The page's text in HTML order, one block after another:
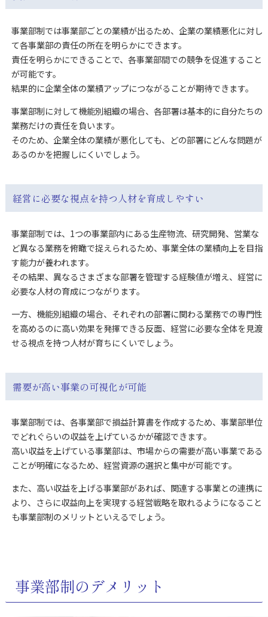
事業部制では事業部ごとの業績が出るため、企業の業績悪化に対し
て各事業部の責任の所在を明らかにできます。
責任を明らかにできることで、各事業部間での競争を促進すること
が可能です。
結果的に企業全体の業績アップにつながることが期待できます。
事業部制に対して機能別組織の場合、各部署は基本的に自分たちの
業務だけの責任を負います。
そのため、企業全体の業績が悪化しても、どの部署にどんな問題が
あるのかを把握しにくいでしょう。
経営に必要な視点を持つ人材を育成しやすい
事業部制では、1つの事業部内にある生産物流、研究開発、営業な
ど異なる業務を俯瞰で捉えられるため、事業全体の業績向上を目指
す能力が養われます。
その結果、異なるさまざまな部署を管理する経験値が増え、経営に
必要な人材の育成につながります。
一方、機能別組織の場合、それぞれの部署に関わる業務での専門性
を高めるのに高い効果を発揮できる反面、経営に必要な全体を見渡
せる視点を持つ人材が育ちにくいでしょう。
需要が高い事業の可視化が可能
事業部制では、各事業部で損益計算書を作成するため、事業部単位
でどれぐらいの収益を上げているかが確認できます。
高い収益を上げている事業部は、市場からの需要が高い事業である
ことが明確になるため、経営資源の選択と集中が可能です。
また、高い収益を上げる事業部があれば、関連する事業との連携に
より、さらに収益向上を実現する経営戦略を取れるようになること
も事業部制のメリットといえるでしょう。
事業部制のデメリット